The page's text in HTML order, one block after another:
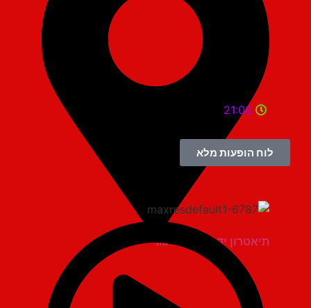
תיאטרון יד למגינים יגור
21:00
לוח הופעות מלא